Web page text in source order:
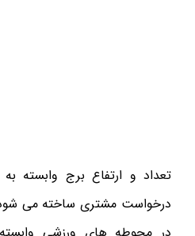
تعداد و ارتفاع برج وابسته
درخواست مشتری ساخته می